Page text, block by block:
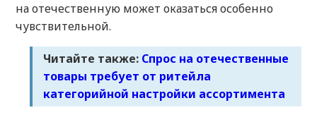
на отечественную может оказаться особенно
чувствительной.
Читайте также: Спрос на отечественные
товары требует от ритейла
категорийной настройки ассортимента